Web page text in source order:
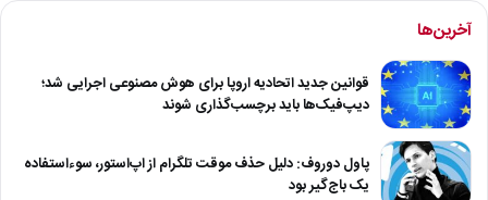
آخرین‌ها
قوانین جدید اتحادیه اروپا برای هوش مصنوعی اجرایی شد؛
دیپ‌فیک‌ها باید برچسب‌گذاری شوند
پاول دوروف: دلیل حذف موقت تلگرام از اپ‌استور، سوءاستفاده
یک باج‌گیر بود